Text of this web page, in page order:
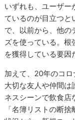
いずれも、ユーザー
ているのが目立つと
で、以前から、他
ズを使っている。
を獲得している要因
加えて、20年のコ
大切な友人や仲間は
ネスシーンで飲食店
「名簿リストの断